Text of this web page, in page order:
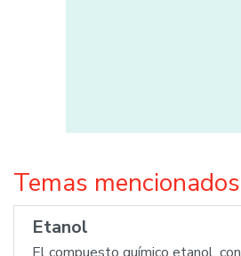
Temas mencionados
Etanol